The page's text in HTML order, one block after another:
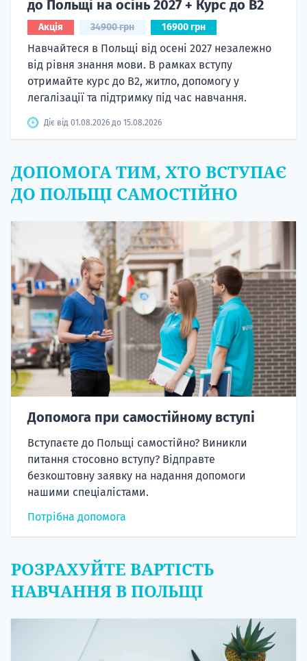
до Польщі на осінь 2027 + Курс до B2
Акція 34900 грн 16900 грн
Навчайтеся в Польщі від осені 2027 незалежно
від рівня знання мови. В рамках вступу
отримайте курс до B2, житло, допомогу у
легалізації та підтримку під час навчання.
Діє від 01.08.2026 до 15.08.2026
ДОПОМОГА ТИМ, ХТО ВСТУПАЄ
ДО ПОЛЬЩІ САМОСТІЙНО
Допомога при самостійному вступі
Вступаєте до Польщі самостійно? Виникли
питання стосовно вступу? Відправте
безкоштовну заявку на надання допомоги
нашими спеціалістами.
Потрібна допомога
РОЗРАХУЙТЕ ВАРТІСТЬ
НАВЧАННЯ В ПОЛЬЩІ